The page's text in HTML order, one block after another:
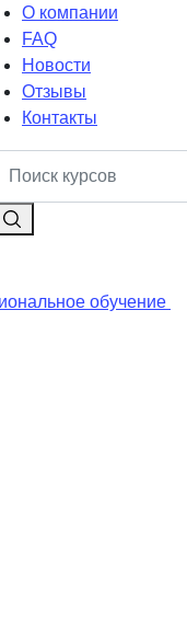
О компании
FAQ
Новости
Отзывы
Контакты
обучение